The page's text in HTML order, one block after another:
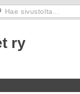
ry